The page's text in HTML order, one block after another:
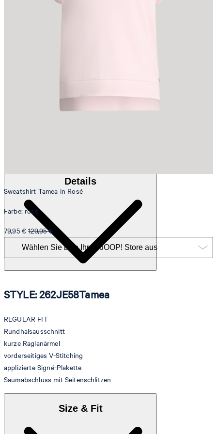
Sweatshirt Tamea in Rosé
Farbe: rosé
79,95 € 129,95 €
Details
STYLE: 262JE58Tamea
REGULAR FIT
Rundhalsausschnitt
kurze Raglanärmel
vorderseitiges V-Stitching
applizierte Signé-Plakette
Saumabschluss mit Seitenschlitzen
Size & Fit